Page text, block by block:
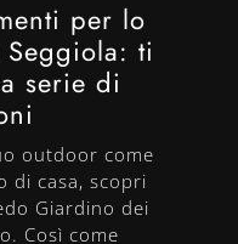
per lo
Seggiola: ti
serie di
outdoor come
di casa, scopri
Giardino dei
Così come